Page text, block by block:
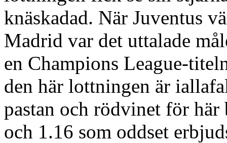
knäskadad. När Juventus
Madrid var det uttalade
en Champions League-
den här lottningen är
pastan och rödvinet för
och 1.16 som oddset